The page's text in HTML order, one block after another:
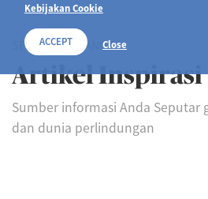
Kebijakan Cookie
ACCEPT Close
SELAMAT DATANG DI
Artikel Inspirasi
Sumber informasi Anda Seputar
dan dunia perlindungan